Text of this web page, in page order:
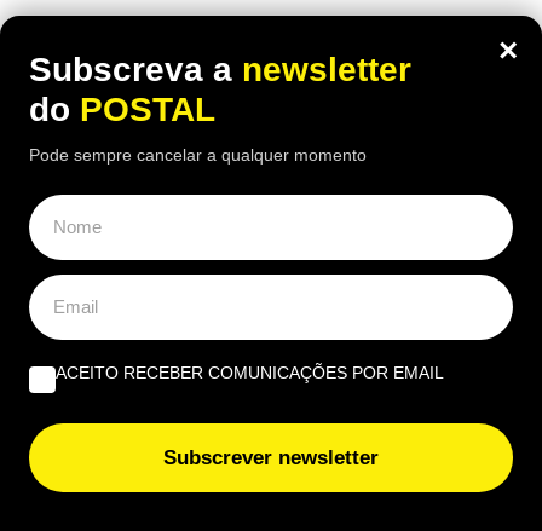
×
Subscreva a newsletter
do POSTAL
Pode sempre cancelar a qualquer momento
ACEITO RECEBER COMUNICAÇÕES POR EMAIL
Subscrever newsletter